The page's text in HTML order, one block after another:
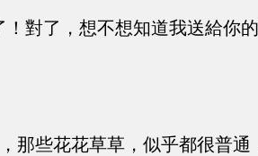
！對了，想不想知道我送給你
那些花花草草，似乎都很普通